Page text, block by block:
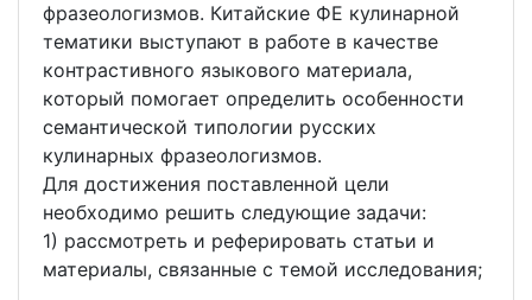
фразеологизмов. Китайские ФЕ кулинарной
тематики выступают в работе в качестве
контрастивного языкового материала,
который помогает определить особенности
семантической типологии русских
кулинарных фразеологизмов.
Для достижения поставленной цели
необходимо решить следующие задачи:
1) рассмотреть и реферировать статьи и
материалы, связанные с темой исследования;